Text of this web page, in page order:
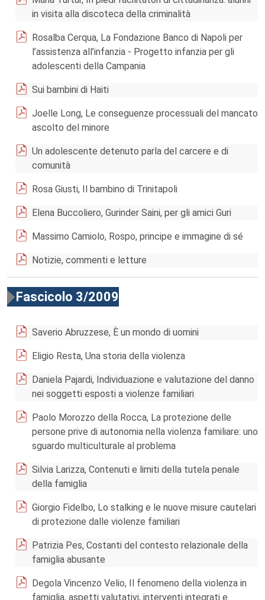
in visita alla discoteca della criminalità
Rosalba Cerqua, La Fondazione Banco di Napoli per
l’assistenza all’infanzia - Progetto infanzia per gli
adolescenti della Campania
Sui bambini di Haiti
Joelle Long, Le conseguenze processuali del mancato
ascolto del minore
Un adolescente detenuto parla del carcere e di
comunità
Rosa Giusti, Il bambino di Trinitapoli
Elena Buccoliero, Gurinder Saini, per gli amici Guri
Massimo Camiolo, Rospo, principe e immagine di sé
Notizie, commenti e letture
Fascicolo 3/2009
Saverio Abruzzese, È un mondo di uomini
Eligio Resta, Una storia della violenza
Daniela Pajardi, Individuazione e valutazione del danno
nei soggetti esposti a violenze familiari
Paolo Morozzo della Rocca, La protezione delle
persone prive di autonomia nella violenza familiare: uno
sguardo multiculturale al problema
Silvia Larizza, Contenuti e limiti della tutela penale
della famiglia
Giorgio Fidelbo, Lo stalking e le nuove misure cautelari
di protezione dalle violenze familiari
Patrizia Pes, Costanti del contesto relazionale della
famiglia abusante
Degola Vincenzo Velio, Il fenomeno della violenza in
famiglia, aspetti valutativi, interventi integrati e